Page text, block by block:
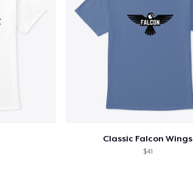
Classic Falcon Wings
$41